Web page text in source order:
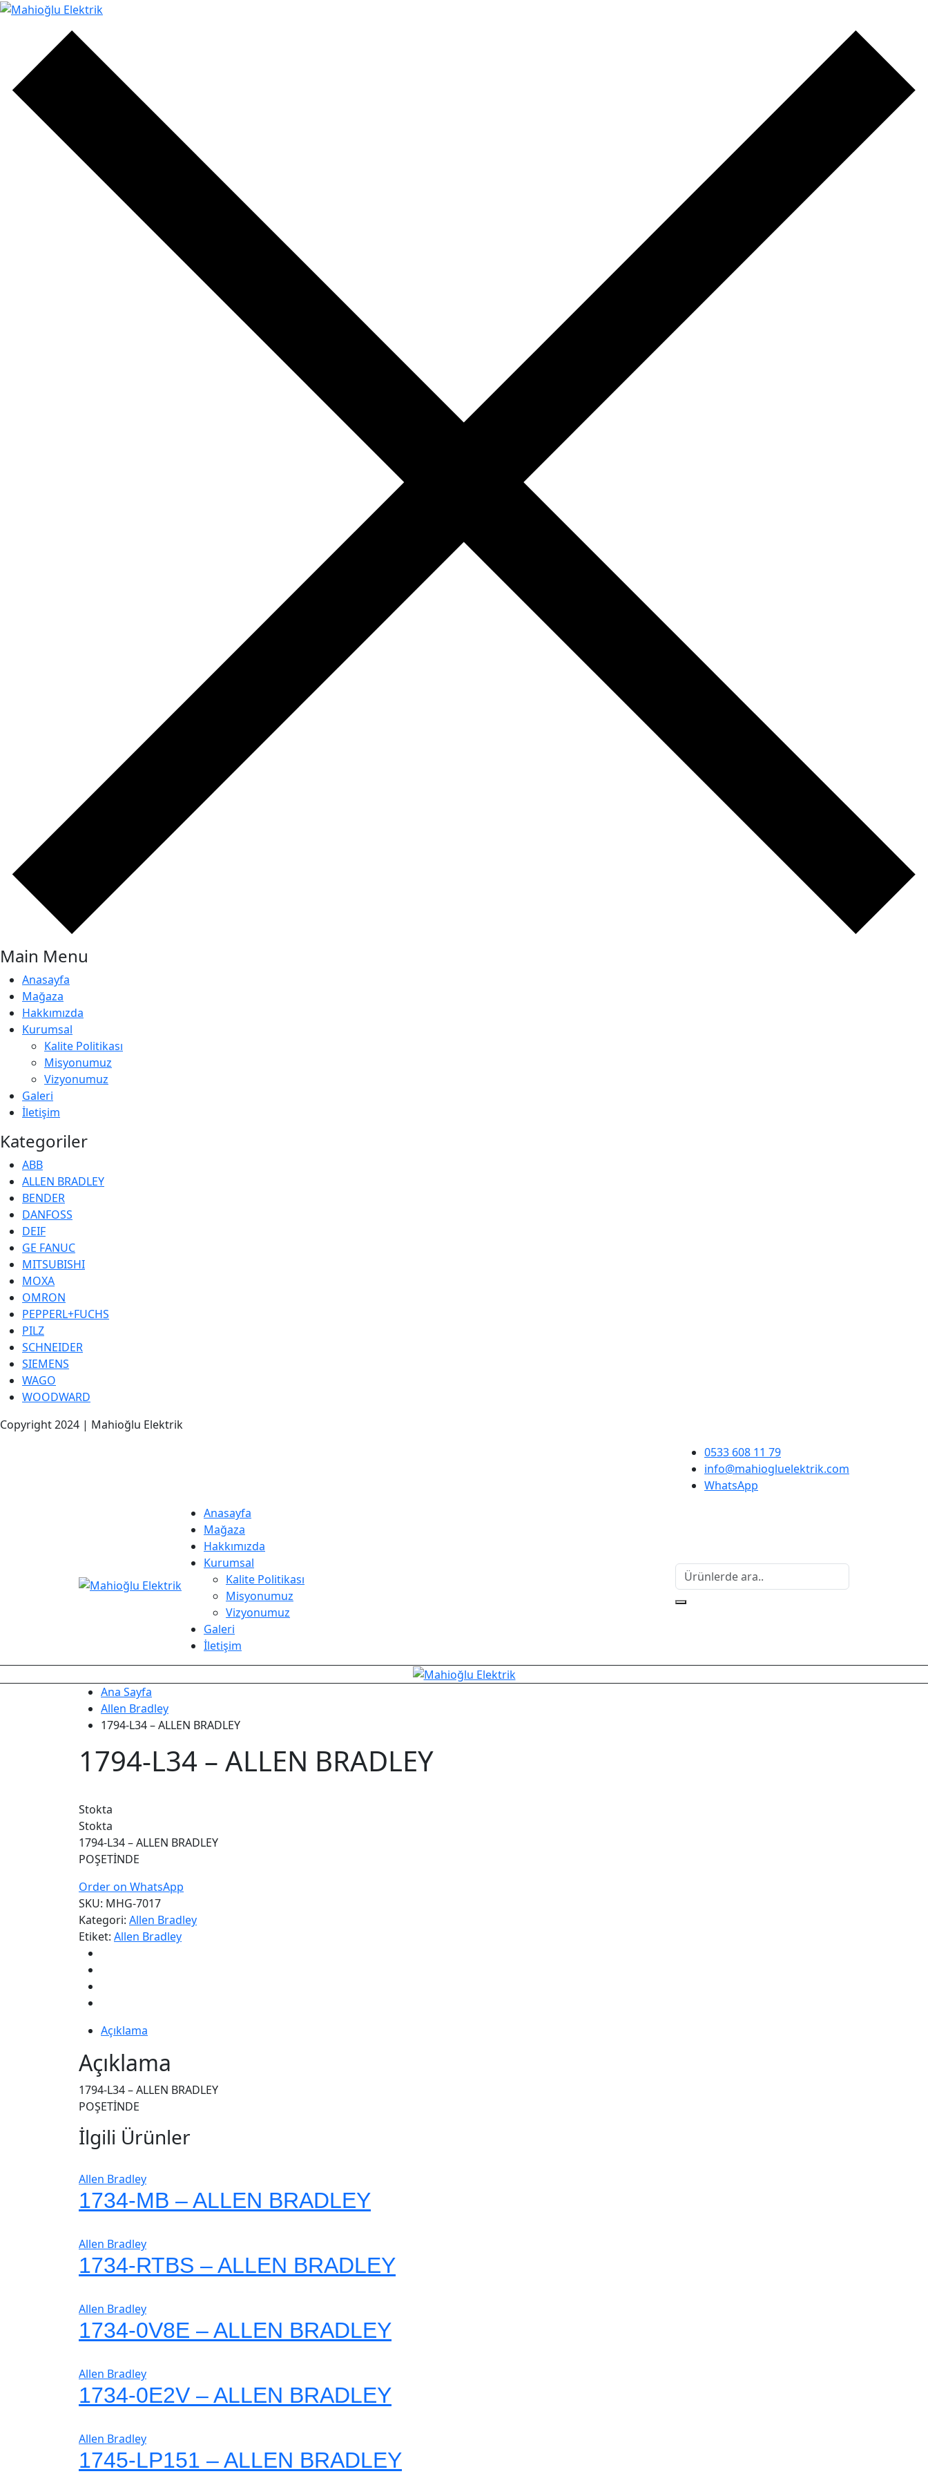
Main Menu
Anasayfa
Mağaza
Hakkımızda
Kurumsal
Kalite Politikası
Misyonumuz
Vizyonumuz
Galeri
İletişim
Kategoriler
ABB
ALLEN BRADLEY
BENDER
DANFOSS
DEIF
GE FANUC
MITSUBISHI
MOXA
OMRON
PEPPERL+FUCHS
PILZ
SCHNEIDER
SIEMENS
WAGO
WOODWARD
Copyright 2024 | Mahioğlu Elektrik
0533 608 11 79
info@mahiogluelektrik.com
WhatsApp
Anasayfa
Mağaza
Hakkımızda
Kurumsal
Kalite Politikası
Misyonumuz
Vizyonumuz
Galeri
İletişim
Ana Sayfa
Allen Bradley
1794-L34 – ALLEN BRADLEY
1794-L34 – ALLEN BRADLEY
Stokta
Stokta
1794-L34 – ALLEN BRADLEY
POŞETİNDE
Order on WhatsApp
SKU: MHG-7017
Kategori: Allen Bradley
Etiket: Allen Bradley
Açıklama
Açıklama
1794-L34 – ALLEN BRADLEY
POŞETİNDE
İlgili Ürünler
Allen Bradley
1734-MB – ALLEN BRADLEY
Allen Bradley
1734-RTBS – ALLEN BRADLEY
Allen Bradley
1734-0V8E – ALLEN BRADLEY
Allen Bradley
1734-0E2V – ALLEN BRADLEY
Allen Bradley
1745-LP151 – ALLEN BRADLEY